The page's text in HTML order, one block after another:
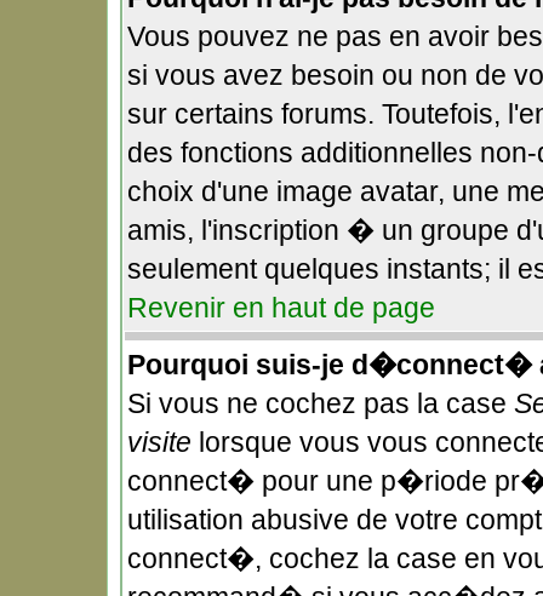
Vous pouvez ne pas en avoir
si vous avez besoin ou non de
sur certains forums. Toutefois,
des fonctions additionnelles
choix d'une image avatar, une
amis, l'inscription � un groupe
seulement quelques instants; il
Revenir en haut de page
Pourquoi suis-je d�connect�
Si vous ne cochez pas la case
visite lorsque vous vous
connect� pour une p�riode
utilisation abusive de votre
connect�, cochez la case en